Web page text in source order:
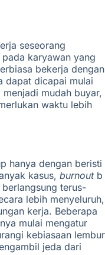
seseorang
karyawan yang
bekerja dengan
dapat dicapai mulai
mudah buyar,
waktu lebih
hanya dengan beristi
kasus, burnout b
terus-
lebih menyeluruh,
kerja. Beberapa
mulai mengatur
kebiasaan lembur
jeda dari